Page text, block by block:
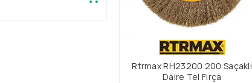
Rtrmax RH23200 200 Saçaklı
Daire Tel Fırça